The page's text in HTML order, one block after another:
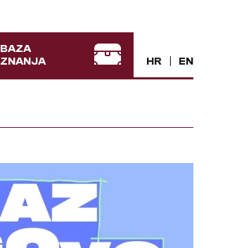
BAZA
ZNANJA
HR EN